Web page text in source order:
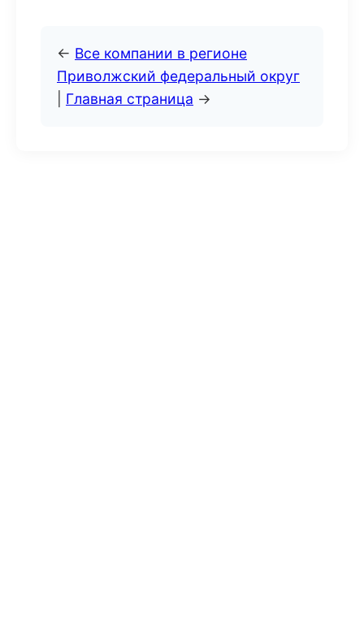
← Все компании в регионе
Приволжский федеральный округ
Главная страница →